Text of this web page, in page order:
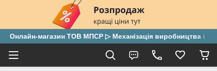
Онлайн-магазин ТОВ МПСР ▷ Механізація виробництва і